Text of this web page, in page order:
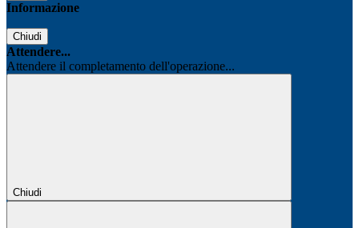
Informazione
Chiudi
Attendere...
Attendere il completamento dell'operazione...
Chiudi